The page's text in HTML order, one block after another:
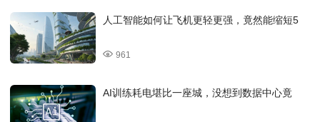
人工智能如何让飞机更轻更强，竟然能缩短5
961
AI训练耗电堪比一座城，没想到数据中心竟